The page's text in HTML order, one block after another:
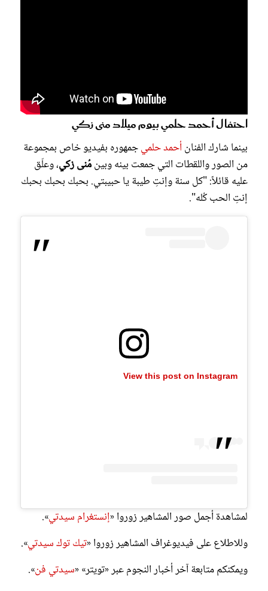
احتفال أحمد حلمي بيوم ميلاد منى زكي
بينما شارك الفنانأحمد حلميجمهوره بفيديو خاص بمجموعة
من الصور واللقطات التي جمعت بينه وبينمُنى زكي، وعلّق
عليه قائلاً: "كل سنة وإنتِ طيبة يا حبيبتي. بحبك بحبك بحبك
إنتِ الحب كُله".
View this post on Instagram
لمشاهدة أجمل صور المشاهير زوروا «إنستغرام سيدتي».
وللاطلاع على فيديوغراف المشاهير زوروا «تيك توك سيدتي».
ويمكنكم متابعة آخر أخبار النجوم عبر «تويتر» «سيدتي فن».